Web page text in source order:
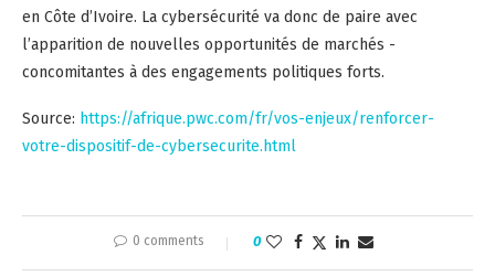
en Côte d’Ivoire. La cybersécurité va donc de paire avec
l’apparition de nouvelles opportunités de marchés -
concomitantes à des engagements politiques forts.
Source: https://afrique.pwc.com/fr/vos-enjeux/renforcer-
votre-dispositif-de-cybersecurite.html
0 comments 0